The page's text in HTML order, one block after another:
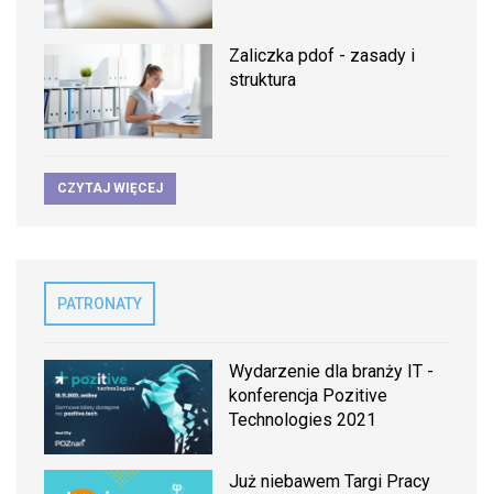
Zaliczka pdof - zasady i
struktura
CZYTAJ WIĘCEJ
PATRONATY
Wydarzenie dla branży IT -
konferencja Pozitive
Technologies 2021
Już niebawem Targi Pracy